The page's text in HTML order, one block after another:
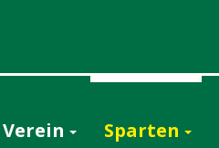
Verein Sparten